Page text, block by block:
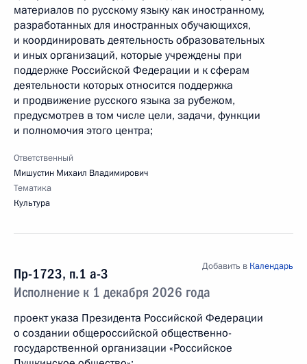
материалов по русскому языку как иностранному,
разработанных для иностранных обучающихся,
и координировать деятельность образовательных
и иных организаций, которые учреждены при
поддержке Российской Федерации и к сферам
деятельности которых относится поддержка
и продвижение русского языка за рубежом,
предусмотрев в том числе цели, задачи, функции
и полномочия этого центра;
Ответственный
Мишустин Михаил Владимирович
Тематика
Культура
Пр-1723, п.1 а-3
Исполнение к 1 декабря 2026 года
Добавить в Календарь
проект указа Президента Российской Федерации
о создании общероссийской общественно-
государственной организации «Российское